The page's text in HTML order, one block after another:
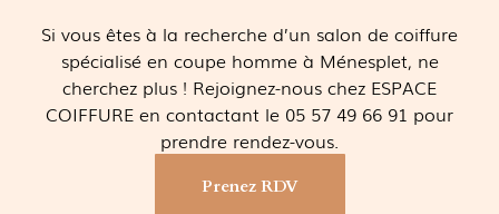
Si vous êtes à la recherche d’un salon de coiffure
spécialisé en coupe homme à Ménesplet, ne
cherchez plus ! Rejoignez-nous chez ESPACE
COIFFURE en contactant le 05 57 49 66 91 pour
prendre rendez-vous.
Prenez RDV